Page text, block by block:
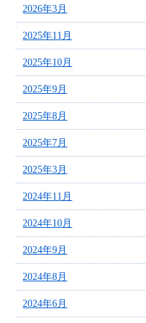
2026年3月
2025年11月
2025年10月
2025年9月
2025年8月
2025年7月
2025年3月
2024年11月
2024年10月
2024年9月
2024年8月
2024年6月